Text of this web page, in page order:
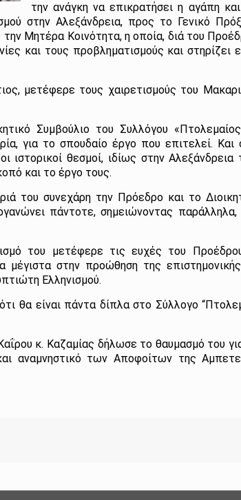
την ανάγκη να επικρατήσει η αγάπη
στην Αλεξάνδρεια, προς το Γενικό
Μητέρα Κοινότητα, η οποία, διά του
και τους προβληματισμούς και
μετέφερε τους χαιρετισμούς του
Συμβούλιο του Συλλόγου
για το σπουδαίο έργο που επιτελεί.
θεσμοί, ιδίως στην
και το έργο τους.
του συνεχάρη την Πρόεδρο και το
πάντοτε, σημειώνοντας
του μετέφερε τις ευχές του
στην προώθηση της
Ελληνισμού.
θα είναι πάντα δίπλα στο Σύλλογο
κ. Καζαμίας δήλωσε το θαυμασμό του
αναμνηστικό των Αποφοίτων της